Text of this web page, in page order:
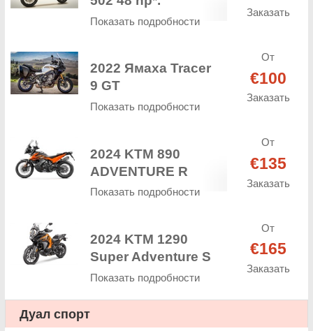
Показать подробности
Заказать
2022 Ямаха Tracer
9 GT
Показать подробности
От
€100
Заказать
2024 KTM 890
ADVENTURE R
Показать подробности
От
€135
Заказать
2024 KTM 1290
Super Adventure S
Показать подробности
От
€165
Заказать
Дуал спорт